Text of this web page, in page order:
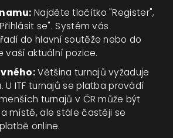
Najděte tlačítko "Register",
se". Systém vás
do hlavní soutěže nebo do
vaší aktuální pozice.
Většina turnajů vyžaduje
U ITF turnajů se platba provádí
turnajů v ČR může být
místě, ale stále častěji se
online.